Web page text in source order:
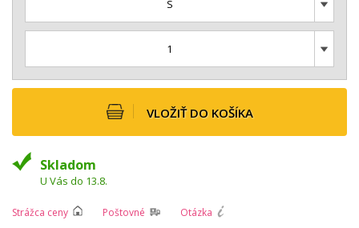
S
1
VLOŽIŤ DO KOŠÍKA
Skladom
U Vás do 13.8.
Strážca ceny Poštovné Otázka